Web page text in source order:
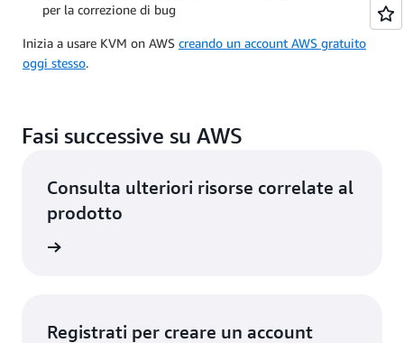
per la correzione di bug
Inizia a usare KVM on AWS creando un account AWS gratuito
oggi stesso.
Fasi successive su AWS
Consulta ulteriori risorse correlate al
prodotto
Registrati per creare un account